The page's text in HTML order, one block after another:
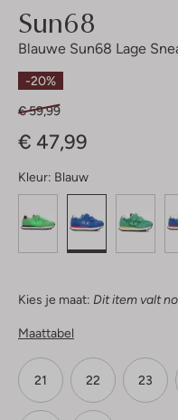
Sun68
Blauwe Sun68 Lage
-20%
€ 59,99
€ 47,99
Kleur: Blauw
Kies je maat: Dit item valt
Maattabel
21 22 23